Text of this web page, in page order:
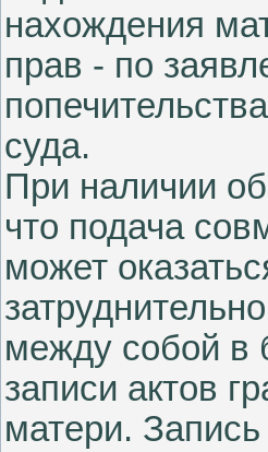
нахождения
прав - по
суда.
При наличии
что подача
может
между собой в
записи актов
матери.